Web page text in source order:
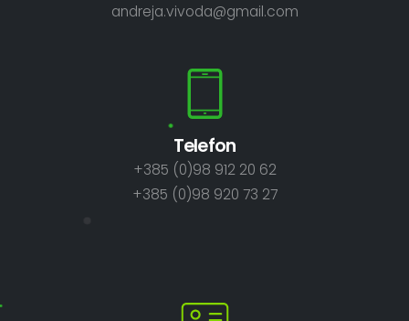
andreja.vivoda@gmail.com
Telefon
+385 (0)98 912 20 62
+385 (0)98 920 73 27